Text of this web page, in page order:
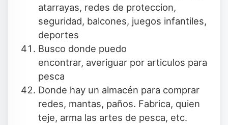
atarrayas, redes de proteccion,
seguridad, balcones, juegos infantiles,
deportes
Busco donde puedo
encontrar, averiguar por articulos para
pesca
Donde hay un almacén para comprar
redes, mantas, paños. Fabrica, quien
teje, arma las artes de pesca, etc.